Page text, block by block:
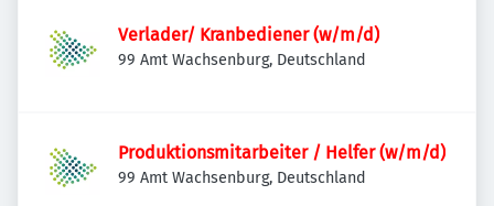
Verlader/ Kranbediener (w/m/d)
99 Amt Wachsenburg, Deutschland
Produktionsmitarbeiter / Helfer (w/m/d)
99 Amt Wachsenburg, Deutschland